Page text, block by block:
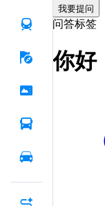
我要提问
问答标签
你好